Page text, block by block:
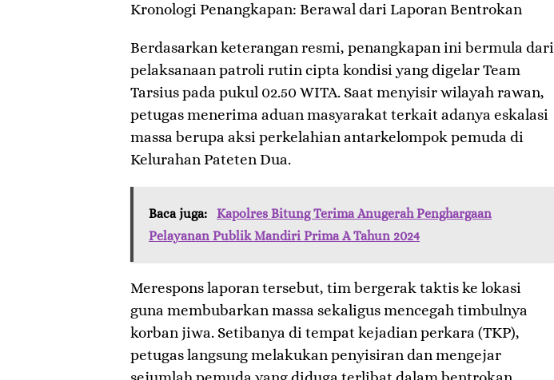
​Kronologi Penangkapan: Berawal dari Laporan Bentrokan
​Berdasarkan keterangan resmi, penangkapan ini bermula dari
pelaksanaan patroli rutin cipta kondisi yang digelar Team
Tarsius pada pukul 02.50 WITA. Saat menyisir wilayah rawan,
petugas menerima aduan masyarakat terkait adanya eskalasi
massa berupa aksi perkelahian antarkelompok pemuda di
Kelurahan Pateten Dua.
Baca juga:
Kapolres Bitung Terima Anugerah Penghargaan
Pelayanan Publik Mandiri Prima A Tahun 2024
​Merespons laporan tersebut, tim bergerak taktis ke lokasi
guna membubarkan massa sekaligus mencegah timbulnya
korban jiwa. Setibanya di tempat kejadian perkara (TKP),
petugas langsung melakukan penyisiran dan mengejar